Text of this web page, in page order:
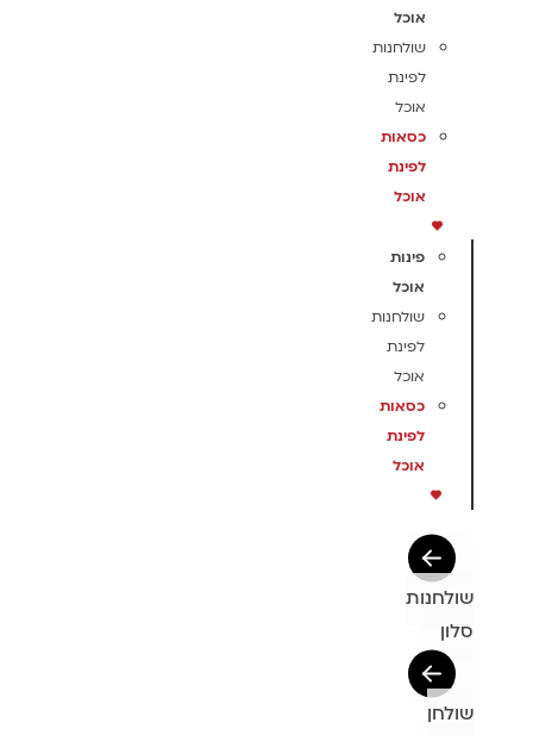
אוכל
שולחנות
לפינת
אוכל
כסאות
לפינת
אוכל
פינות
אוכל
שולחנות
לפינת
אוכל
כסאות
לפינת
אוכל
שולחנות
סלון
שולחן